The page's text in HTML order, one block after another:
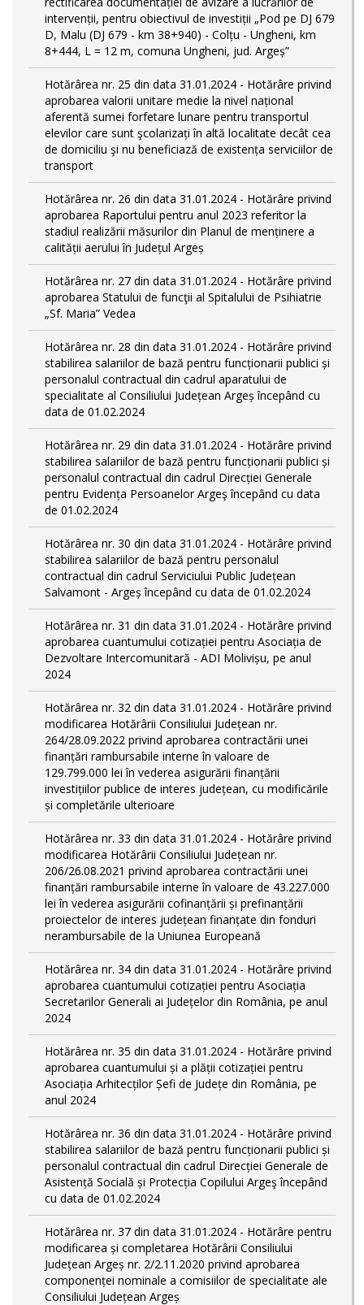
intervenții, pentru obiectivul de investiții „Pod pe DJ 679
D, Malu (DJ 679 - km 38+940) - Colțu - Ungheni, km
8+444, L = 12 m, comuna Ungheni, jud. Argeș”
Hotărârea nr. 25 din data 31.01.2024 - Hotărâre privind
aprobarea valorii unitare medie la nivel național
aferentă sumei forfetare lunare pentru transportul
elevilor care sunt şcolarizați în altă localitate decât cea
de domiciliu şi nu beneficiază de existența serviciilor de
transport
Hotărârea nr. 26 din data 31.01.2024 - Hotărâre privind
aprobarea Raportului pentru anul 2023 referitor la
stadiul realizării măsurilor din Planul de menținere a
calității aerului în Județul Argeș
Hotărârea nr. 27 din data 31.01.2024 - Hotărâre privind
aprobarea Statului de funcţii al Spitalului de Psihiatrie
„Sf. Maria” Vedea
Hotărârea nr. 28 din data 31.01.2024 - Hotărâre privind
stabilirea salariilor de bază pentru funcționarii publici și
personalul contractual din cadrul aparatului de
specialitate al Consiliului Județean Argeș începând cu
data de 01.02.2024
Hotărârea nr. 29 din data 31.01.2024 - Hotărâre privind
stabilirea salariilor de bază pentru funcționarii publici și
personalul contractual din cadrul Direcției Generale
pentru Evidența Persoanelor Argeş începând cu data
de 01.02.2024
Hotărârea nr. 30 din data 31.01.2024 - Hotărâre privind
stabilirea salariilor de bază pentru personalul
contractual din cadrul Serviciului Public Județean
Salvamont - Argeș începând cu data de 01.02.2024
Hotărârea nr. 31 din data 31.01.2024 - Hotărâre privind
aprobarea cuantumului cotizației pentru Asociația de
Dezvoltare Intercomunitară - ADI Molivișu, pe anul
2024
Hotărârea nr. 32 din data 31.01.2024 - Hotărâre privind
modificarea Hotărârii Consiliului Județean nr.
264/28.09.2022 privind aprobarea contractării unei
finanțări rambursabile interne în valoare de
129.799.000 lei în vederea asigurării finanțării
investițiilor publice de interes județean, cu modificările
și completările ulterioare
Hotărârea nr. 33 din data 31.01.2024 - Hotărâre privind
modificarea Hotărârii Consiliului Județean nr.
206/26.08.2021 privind aprobarea contractării unei
finanțări rambursabile interne în valoare de 43.227.000
lei în vederea asigurării cofinanțării și prefinanțării
proiectelor de interes județean finanțate din fonduri
nerambursabile de la Uniunea Europeană
Hotărârea nr. 34 din data 31.01.2024 - Hotărâre privind
aprobarea cuantumului cotizației pentru Asociația
Secretarilor Generali ai Județelor din România, pe anul
2024
Hotărârea nr. 35 din data 31.01.2024 - Hotărâre privind
aprobarea cuantumului și a plății cotizației pentru
Asociația Arhitecților Șefi de Județe din România, pe
anul 2024
Hotărârea nr. 36 din data 31.01.2024 - Hotărâre privind
stabilirea salariilor de bază pentru funcționarii publici și
personalul contractual din cadrul Direcției Generale de
Asistență Socială și Protecția Copilului Argeş începând
cu data de 01.02.2024
Hotărârea nr. 37 din data 31.01.2024 - Hotărâre pentru
modificarea și completarea Hotărârii Consiliului
Județean Argeș nr. 2/2.11.2020 privind aprobarea
componenței nominale a comisiilor de specialitate ale
Consiliului Județean Argeș